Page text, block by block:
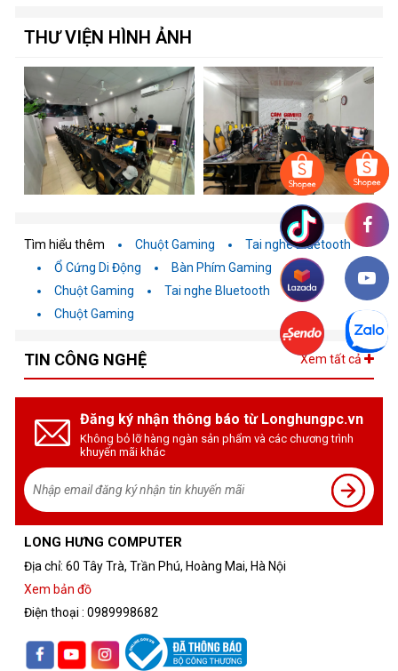
THƯ VIỆN HÌNH ẢNH
Tìm hiểu thêm Chuột Gaming
Tai nghe Bluetooth
Ổ Cứng Di Động
Bàn Phím Gaming
Chuột Gaming
Tai nghe Bluetooth
Chuột Gaming
TIN CÔNG NGHỆ Xem tất cả
Đăng ký nhận thông báo từ Longhungpc.vn
Không bỏ lỡ hàng ngàn sản phẩm và các chương trình
khuyến mãi khác
LONG HƯNG COMPUTER
Địa chỉ: 60 Tây Trà, Trần Phú, Hoàng Mai, Hà Nội
Xem bản đồ
Điện thoại : 0989998682